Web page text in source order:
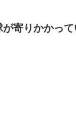
が寄りかかっ